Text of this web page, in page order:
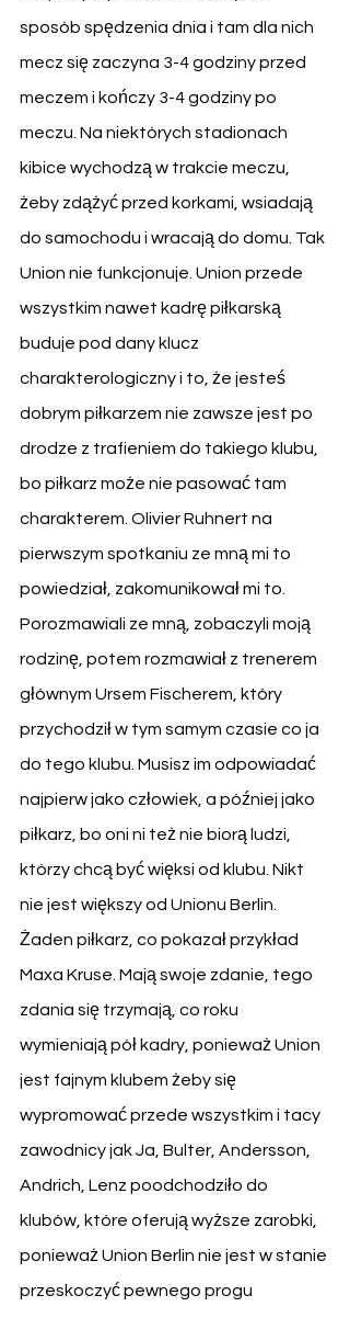
sposób spędzenia dnia i tam dla nich
mecz się zaczyna 3-4 godziny przed
meczem i kończy 3-4 godziny po
meczu. Na niektórych stadionach
kibice wychodzą w trakcie meczu,
żeby zdążyć przed korkami, wsiadają
do samochodu i wracają do domu. Tak
Union nie funkcjonuje. Union przede
wszystkim nawet kadrę piłkarską
buduje pod dany klucz
charakterologiczny i to, że jesteś
dobrym piłkarzem nie zawsze jest po
drodze z trafieniem do takiego klubu,
bo piłkarz może nie pasować tam
charakterem. Olivier Ruhnert na
pierwszym spotkaniu ze mną mi to
powiedział, zakomunikował mi to.
Porozmawiali ze mną, zobaczyli moją
rodzinę, potem rozmawiał z trenerem
głównym Ursem Fischerem, który
przychodził w tym samym czasie co ja
do tego klubu. Musisz im odpowiadać
najpierw jako człowiek, a później jako
piłkarz, bo oni ni też nie biorą ludzi,
którzy chcą być więksi od klubu. Nikt
nie jest większy od Unionu Berlin.
Żaden piłkarz, co pokazał przykład
Maxa Kruse. Mają swoje zdanie, tego
zdania się trzymają, co roku
wymieniają pół kadry, ponieważ Union
jest fajnym klubem żeby się
wypromować przede wszystkim i tacy
zawodnicy jak Ja, Bulter, Andersson,
Andrich, Lenz poodchodziło do
klubów, które oferują wyższe zarobki,
ponieważ Union Berlin nie jest w stanie
przeskoczyć pewnego progu